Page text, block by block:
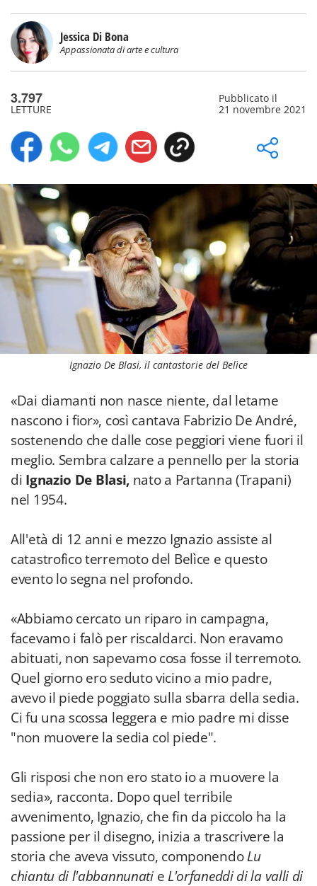
Jessica Di Bona
Appassionata di arte e cultura
3.797
LETTURE
Pubblicato il
21 novembre 2021
Ignazio De Blasi, il cantastorie del Belìce
«Dai diamanti non nasce niente, dal letame
nascono i fior», così cantava Fabrizio De André,
sostenendo che dalle cose peggiori viene fuori il
meglio. Sembra calzare a pennello per la storia
di Ignazio De Blasi, nato a Partanna (Trapani)
nel 1954.
All'età di 12 anni e mezzo Ignazio assiste al
catastrofico terremoto del Belìce e questo
evento lo segna nel profondo.
«Abbiamo cercato un riparo in campagna,
facevamo i falò per riscaldarci. Non eravamo
abituati, non sapevamo cosa fosse il terremoto.
Quel giorno ero seduto vicino a mio padre,
avevo il piede poggiato sulla sbarra della sedia.
Ci fu una scossa leggera e mio padre mi disse
"non muovere la sedia col piede".
Gli risposi che non ero stato io a muovere la
sedia», racconta. Dopo quel terribile
avvenimento, Ignazio, che fin da piccolo ha la
passione per il disegno, inizia a trascrivere la
storia che aveva vissuto, componendoLu
chiantu di l'abbannunatie L'orfaneddi di la valli di